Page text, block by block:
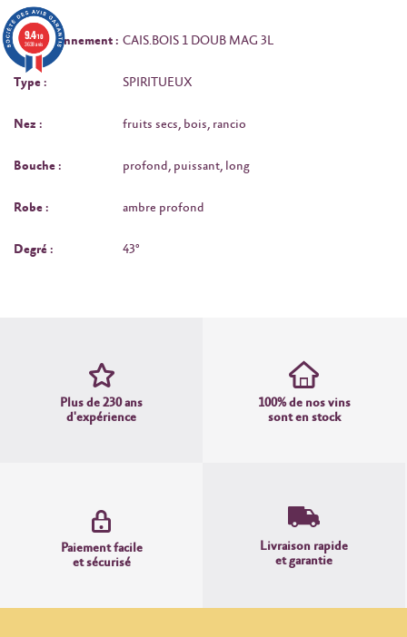
Conditionnement : CAIS.BOIS 1 DOUB MAG 3L
Type : SPIRITUEUX
Nez : fruits secs, bois, rancio
Bouche : profond, puissant, long
Robe : ambre profond
Degré : 43°
Plus de 230 ans
d'expérience
100% de nos vins
sont en stock
Paiement facile
et sécurisé
Livraison rapide
et garantie
9.4/10
3638 avis